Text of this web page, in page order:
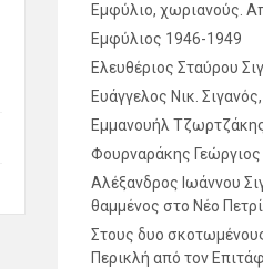
Εμφύλιο, χωριανούς.
Εμφύλιος 1946-1949
Ελευθέριος Σταύρου
Ευάγγελος Νικ.
Εμμανουήλ
Φουρναράκης
Αλέξανδρος Ιωάννου
θαμμένος στο Νέο
Στους δυο
Περικλή από τον